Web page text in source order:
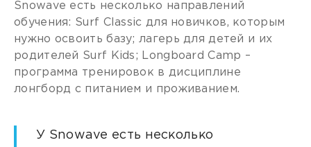
Snowave есть несколько направлений
обучения: Surf Classic для новичков, которым
нужно освоить базу; лагерь для детей и их
родителей Surf Kids; Longboard Camp –
программа тренировок в дисциплине
лонгборд с питанием и проживанием.
У Snowave есть несколько